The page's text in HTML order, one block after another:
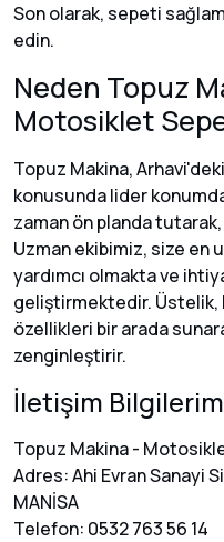
Son olarak, sepeti
edin.
Neden Topuz
Motosiklet
Topuz Makina,
konusunda lider
zaman ön planda
Uzman ekibimiz, size en
yardımcı olmakta ve
geliştirmektedir.
özellikleri bir arada
zenginleştirir.
İletişim
Topuz Makina -
Adres: Ahi Evran Sanayi
MANİSA
Telefon: 0532 763 56 14